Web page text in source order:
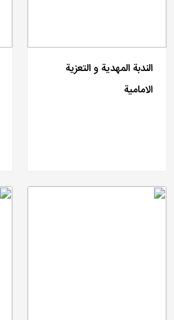
الندبة المهدیة و التعزیة
الامامیة